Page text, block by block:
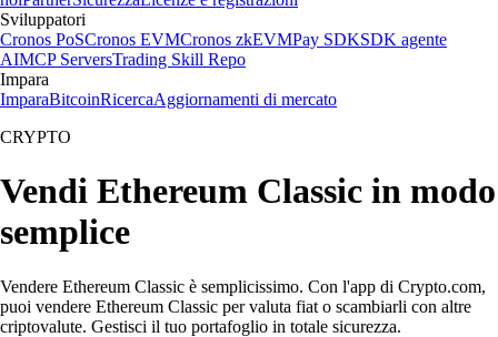
Sviluppatori
Cronos PoSCronos EVMCronos zkEVMPay SDKSDK agente
AIMCP ServersTrading Skill Repo
Impara
ImparaBitcoinRicercaAggiornamenti di mercato
CRYPTO
Vendi Ethereum Classic in modo
semplice
Vendere Ethereum Classic è semplicissimo. Con l'app di Crypto.com,
puoi vendere Ethereum Classic per valuta fiat o scambiarli con altre
criptovalute. Gestisci il tuo portafoglio in totale sicurezza.